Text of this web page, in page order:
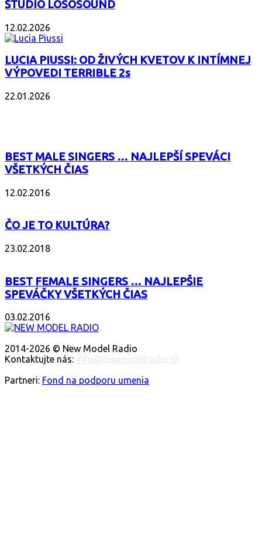
ŠTÚDIO LOSOSOUND
12.02.2026
LUCIA PIUSSI: OD ŽIVÝCH KVETOV K INTÍMNEJ
VÝPOVEDI TERRIBLE 2s
22.01.2026
BEST MALE SINGERS … NAJLEPŠÍ SPEVÁCI
VŠETKÝCH ČIAS
12.02.2016
ČO JE TO KULTÚRA?
23.02.2018
BEST FEMALE SINGERS … NAJLEPŠIE
SPEVÁČKY VŠETKÝCH ČIAS
03.02.2016
2014-2026 © New Model Radio
Kontaktujte nás:
Partneri: Fond na podporu umenia